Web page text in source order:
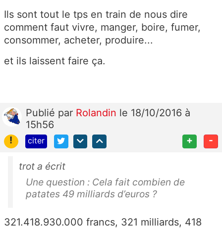
Ils sont tout le tps en train de nous dire
comment faut vivre, manger, boire, fumer,
consommer, acheter, produire...
et ils laissent faire ça.
Publié par Rolandin le 18/10/2016 à
15h56
!
citer + -
trot a écrit
Une question : Cela fait combien de
patates 49 milliards d’euros ?
321.418.930.000 francs, 321 milliards, 418